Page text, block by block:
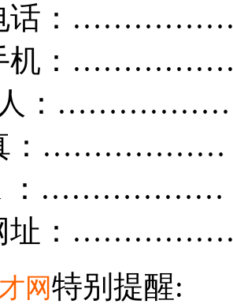
话：
机：
人：
：………………
：………………
址：
网特别提醒: